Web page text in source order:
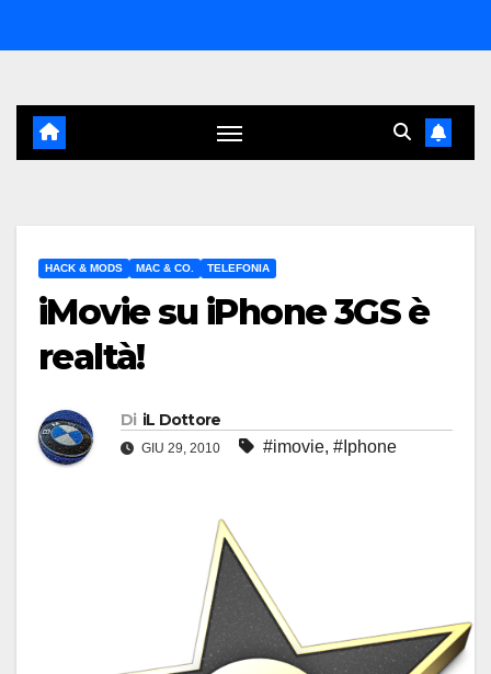
al
HACK & MODS MAC & CO. TELEFONIA
iMovie su iPhone 3GS è
realtà!
Di iL Dottore
GIU 29, 2010 #imovie, #Iphone